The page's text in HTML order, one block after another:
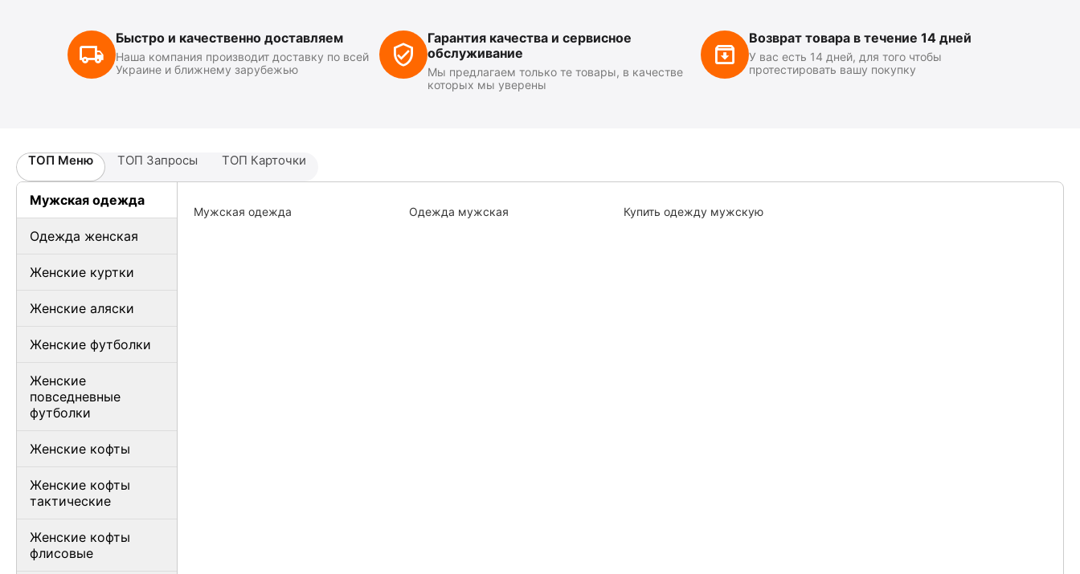
Быстро и качественно доставляем
Наша компания производит доставку по всей
Украине и ближнему зарубежью
Гарантия качества и сервисное
обслуживание
Мы предлагаем только те товары, в качестве
которых мы уверены
Возврат товара в течение 14 дней
У вас есть 14 дней, для того чтобы
протестировать вашу покупку
ТОП Меню ТОП Запросы ТОП Карточки
Мужская одежда
Одежда женская
Женские куртки
Женские аляски
Женские футболки
Женские
повседневные
футболки
Женские кофты
Женские кофты
тактические
Женские кофты
флисовые
Мужская одежда Одежда мужская Купить одежду мужскую